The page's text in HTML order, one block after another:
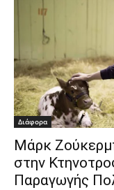
Διάφορα
Μάρκ
στην
Παραγωγής